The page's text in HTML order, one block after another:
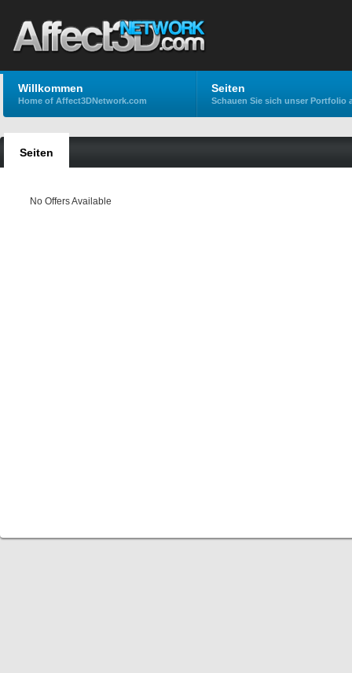
Willkommen
Home of Affect3DNetwork.com
Seiten
Schauen Sie sich unser Portfolio
Seiten
No Offers Available